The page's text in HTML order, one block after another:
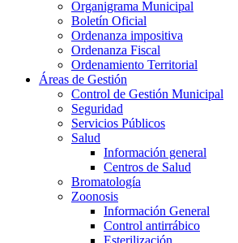
Organigrama Municipal
Boletín Oficial
Ordenanza impositiva
Ordenanza Fiscal
Ordenamiento Territorial
Áreas de Gestión
Control de Gestión Municipal
Seguridad
Servicios Públicos
Salud
Información general
Centros de Salud
Bromatología
Zoonosis
Información General
Control antirrábico
Esterilización